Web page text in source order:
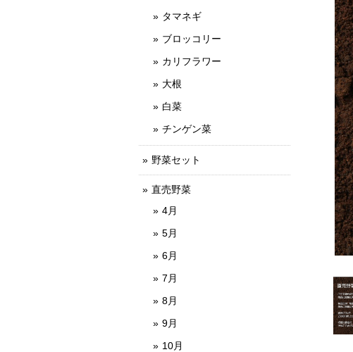
タマネギ
ブロッコリー
カリフラワー
大根
白菜
チンゲン菜
野菜セット
直売野菜
4月
5月
6月
7月
8月
9月
10月